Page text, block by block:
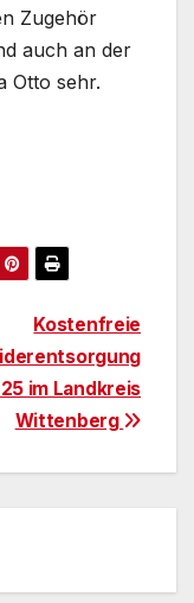
Zugehör
auch an der
Otto sehr.
Kostenfreie
im Landkreis
Wittenberg